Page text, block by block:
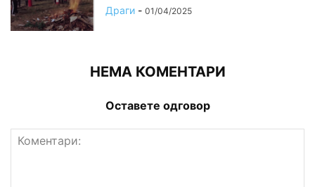
Драги - 01/04/2025
НЕМА КОМЕНТАРИ
Оставете одговор